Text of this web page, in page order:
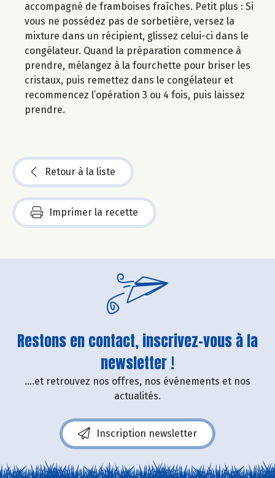
accompagné de framboises fraîches. Petit plus : Si
vous ne possédez pas de sorbetière, versez la
mixture dans un récipient, glissez celui-ci dans le
congélateur. Quand la préparation commence à
prendre, mélangez à la fourchette pour briser les
cristaux, puis remettez dans le congélateur et
recommencez l’opération 3 ou 4 fois, puis laissez
prendre.
Retour à la liste
Imprimer la recette
Restons en contact, inscrivez-vous à la
newsletter !
....et retrouvez nos offres, nos événements et nos
actualités.
Inscription newsletter